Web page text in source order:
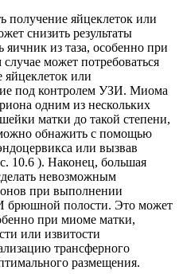
яйцеклеток или
снизить результаты
из таза, особенно при
может потребоваться
яйцеклеток или
под контролем УЗИ. Миома
одним из нескольких
матки до такой степени,
обнажить с помощью
или вызвав
10.6 ). Наконец, большая
невозможным
при выполнении
брюшной полости. Это может
при миоме матки,
или извитости
трансферного
размещения.